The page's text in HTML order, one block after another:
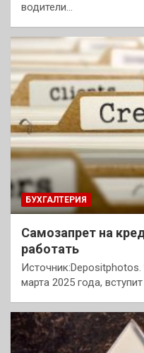
водители…
БУХГАЛТЕРИЯ
Самозапрет на
работать
Источник:Depositphotos.
марта 2025 года,